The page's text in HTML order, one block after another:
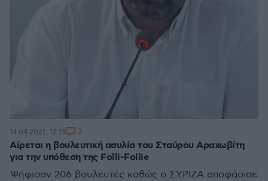
Αίρεται η βουλευτική ασυλία του Σταύρου Αραχωβίτη
για την υπόθεση της Folli-Follie
Ψήφισαν 206 βουλευτές καθώς ο ΣΥΡΙΖΑ αποφάσισε
14.04.2021, 12:19 3